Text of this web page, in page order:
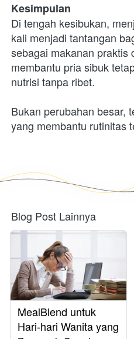
Kesimpulan
Di tengah kesibukan,
kali menjadi tantangan
sebagai makanan praktis
membantu pria sibuk
nutrisi tanpa ribet.
Bukan perubahan besar,
yang membantu rutinitas
Blog Post Lainnya
MealBlend untuk
Hari-hari Wanita yang